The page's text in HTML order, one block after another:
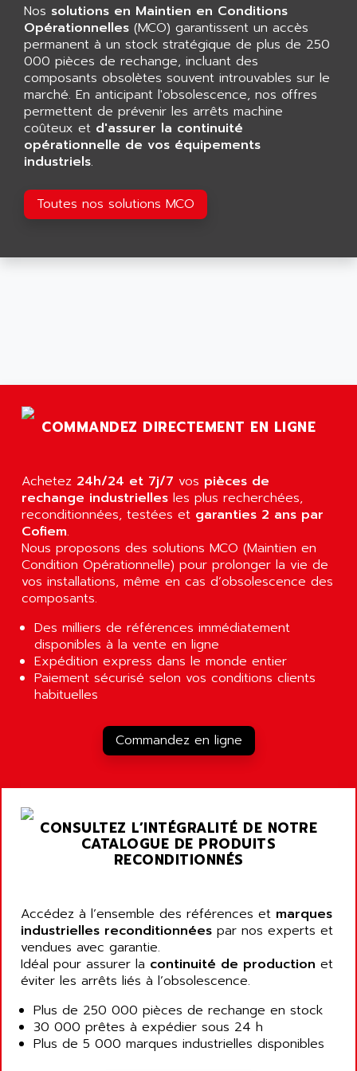
SMART TOUCH
GP 70 SERIE
PROVIT 5000
S4-S4C
SIAX
FESTO ELECTRONIC
PCS095
TOUCHVIEW
REDIPANEL
MULTI-SERVO
COMPACTLOGIX
PANELVIEW 1000
NT620C
SIMATIC S5-101
SIMATIC TOUCH PANEL
S900 II
S900
PHASEO
SIMATIC-S5
SIMATIC FIELD PG
LOGO!
TSX 21
TEXT DISPLAY
SIMATIC S5 115U
SMTBD1
SMT
SMTB
SMT-BSI
CE65
ROD 426
AFAG
AFDI
AFP PRODEL
AG ASSOCIATES
AGASTAT
AGDE
AGE POWERBLOCK
AGI
AGIE
AGTATEC AG
AHEAD SYSTEMS
AIP SYSTEMES
AIR
AIR ET PULVERISATION
AIR LIQUIDE
AIR SYSTEMS
AIR WORTHINGTON CREYSSENSAC
AIRCOM
AIRELEC
AIRMASTER R1
AIRMAT
AIRPES
AIXIA SYSTEMES
AJC BATTERY
AJHUA TECHNOLOGY
AK ELECTRONIQUE
AKA
AKER
AKIM AG
AKKU
AKO
ALACATEL
Nos solutions en Maintien en Conditions
Opérationnelles (MCO) garantissent un accès
permanent à un stock stratégique de plus de 250
000 pièces de rechange, incluant des
composants obsolètes souvent introuvables sur le
marché. En anticipant l'obsolescence, nos offres
permettent de prévenir les arrêts machine
coûteux et d'assurer la continuité
opérationnelle de vos équipements
industriels.
Toutes nos solutions MCO
COMMANDEZ DIRECTEMENT EN LIGNE
Achetez 24h/24 et 7j/7 vos pièces de
rechange industrielles les plus recherchées,
reconditionnées, testées et garanties 2 ans par
Cofiem.
Nous proposons des solutions MCO (Maintien en
Condition Opérationnelle) pour prolonger la vie de
vos installations, même en cas d’obsolescence des
composants.
Des milliers de références immédiatement
disponibles à la vente en ligne
Expédition express dans le monde entier
Paiement sécurisé selon vos conditions clients
habituelles
Commandez en ligne
CONSULTEZ L’INTÉGRALITÉ DE NOTRE
CATALOGUE DE PRODUITS
RECONDITIONNÉS
Accédez à l’ensemble des références et marques
industrielles reconditionnées par nos experts et
vendues avec garantie.
Idéal pour assurer la continuité de production et
éviter les arrêts liés à l’obsolescence.
Plus de 250 000 pièces de rechange en stock
30 000 prêtes à expédier sous 24 h
Plus de 5 000 marques industrielles disponibles